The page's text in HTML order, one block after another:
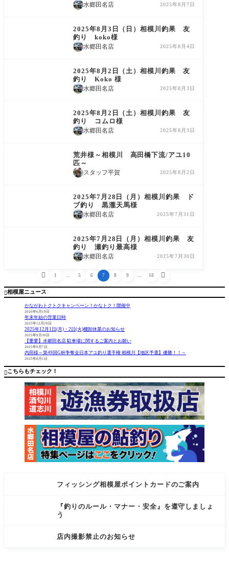
水郷田名店 2025年8月7日
2025年8月3日（日）相模川釣果 友
釣り koko様
水郷田名店 2025年8月4日
2025年8月2日（土）相模川釣果 友
釣り Koko 様
水郷田名店 2025年8月3日
2025年8月2日（土）相模川釣果 友
釣り コムロ様
水郷田名店 2025年8月3日
荒井様～相模川 高田橋下流/アユ10
匹～
スタッフ平賀 2025年8月2日
2025年7月28日（月）相模川釣果 ド
ブ釣り 黒瀧天馬様
水郷田名店 2025年7月31日
2025年7月28日（月）相模川釣果 友
釣り 瀬釣り最高様
水郷田名店 2025年7月30日
 1 … 5 6 7 8 9 … 18 
相模屋ニュース
かながわトクトクキャンペーン！かなトク！開催中
2026年6月19日
年末年始の営業日時
2025年12月29日
2025年12月1日(月)・2日(火)棚卸休業のお知らせ
2025年9月30日
【重要】水郷田名店 駐車場に関するご案内とお願い
2025年9月7日
内田様～第49回G杯争奪全日本アユ釣り選手権 相模川【地区予選】優勝！！～
2025年8月1日
こちらもチェック！
フィッシング相模屋ポイントカードのご案内
『釣りのルール・マナー・安全』を遵守しましょ
う
店内撮影禁止のお知らせ